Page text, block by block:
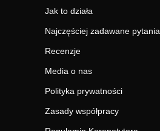
Jak to działa
Najczęściej zadawane pytania
Recenzje
Media o nas
Polityka prywatności
Zasady współpracy